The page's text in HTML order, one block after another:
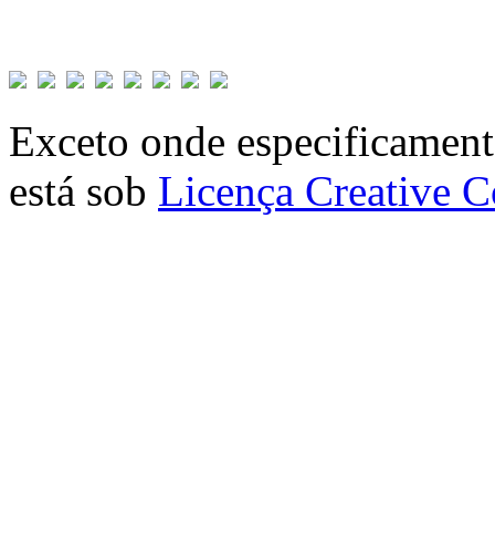
Exceto onde
está sob Licença Creative